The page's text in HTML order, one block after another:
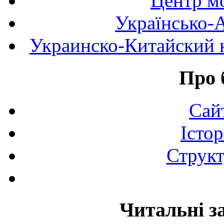
Українсько-
Украинско-Китайский
Про
Читальні